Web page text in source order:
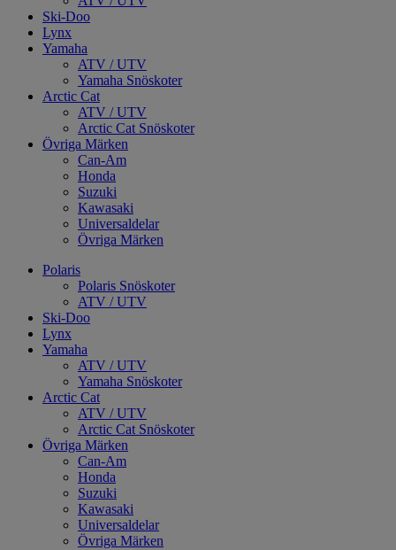
Ski-Doo
Lynx
Yamaha
ATV / UTV
Yamaha Snöskoter
Arctic Cat
ATV / UTV
Arctic Cat Snöskoter
Övriga Märken
Can-Am
Honda
Suzuki
Kawasaki
Universaldelar
Övriga Märken
Polaris
Polaris Snöskoter
ATV / UTV
Ski-Doo
Lynx
Yamaha
ATV / UTV
Yamaha Snöskoter
Arctic Cat
ATV / UTV
Arctic Cat Snöskoter
Övriga Märken
Can-Am
Honda
Suzuki
Kawasaki
Universaldelar
Övriga Märken